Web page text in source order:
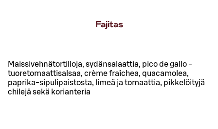
Fajitas
Maissivehnätortilloja, sydänsalaattia, pico de gallo -
tuoretomaattisalsaa, crème fraîchea, quacamolea,
paprika-sipulipaistosta, limeä ja tomaattia, pikkelöityjä
chilejä sekä korianteria